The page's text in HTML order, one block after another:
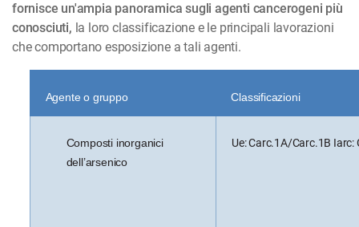
fornisce un'ampia panoramica sugli agenti cancerogeni più
conosciuti, la loro classificazione e le principali lavorazioni
che comportano esposizione a tali agenti.
Agente o gruppo Classificazioni
Composti inorganici
dell’arsenico
Ue: Carc.1A/Carc.1B Iarc: